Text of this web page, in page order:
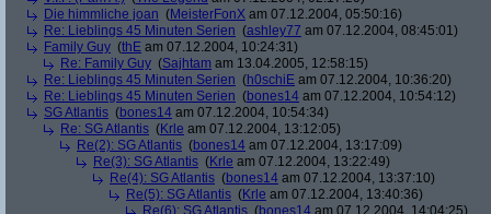
Die himmliche joan (MeisterFonX am 07.12.2004, 05:50:16)
Re: Lieblings 45 Minuten Serien (ashley77 am 07.12.2004, 08:45:01)
Family Guy (thE am 07.12.2004, 10:24:31)
Re: Family Guy (Sajhtam am 13.04.2005, 12:58:15)
Re: Lieblings 45 Minuten Serien (h0schiE am 07.12.2004, 10:36:20)
Re: Lieblings 45 Minuten Serien (bones14 am 07.12.2004, 10:54:12)
SG Atlantis (bones14 am 07.12.2004, 10:54:34)
Re: SG Atlantis (Krle am 07.12.2004, 13:12:05)
Re(2): SG Atlantis (bones14 am 07.12.2004, 13:17:09)
Re(3): SG Atlantis (Krle am 07.12.2004, 13:22:49)
Re(4): SG Atlantis (bones14 am 07.12.2004, 13:37:10)
Re(5): SG Atlantis (Krle am 07.12.2004, 13:40:36)
Re(6): SG Atlantis (bones14 am 07.12.2004, 14:04:25)